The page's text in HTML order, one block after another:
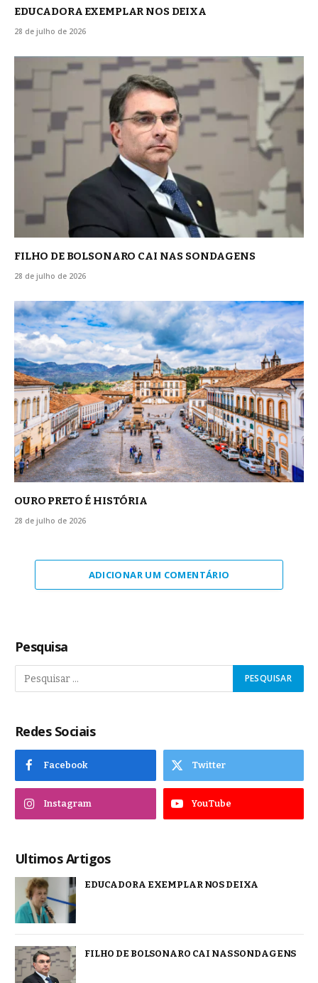
EDUCADORA EXEMPLAR NOS DEIXA
28 de julho de 2026
FILHO DE BOLSONARO CAI NAS SONDAGENS
28 de julho de 2026
OURO PRETO É HISTÓRIA
28 de julho de 2026
ADICIONAR UM COMENTÁRIO
Pesquisa
Redes Sociais
Facebook Twitter
Instagram YouTube
Ultimos Artigos
EDUCADORA EXEMPLAR NOS DEIXA
FILHO DE BOLSONARO CAI NAS SONDAGENS